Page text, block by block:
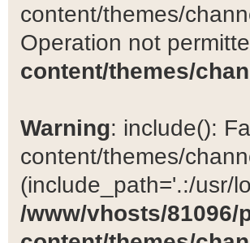
content/themes/
Operation not
content/themes/
Warning: include():
content/themes/
(include_path='.:/usr/
/www/vhosts/81096/